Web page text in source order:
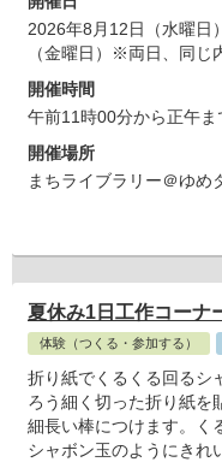
2026年8月12日（水曜日）
（金曜日）
※両日、同じ
開催時間
午前11時00分から正午ま
開催場所
まちライブラリー＠ゆめ
夏休み1日工作コーナ
体験（つくる・参加する）
折り紙でくるくる回るシ
ろう細く切った折り紙を
細長い棒につけます。く
シャボン玉のようにきれ